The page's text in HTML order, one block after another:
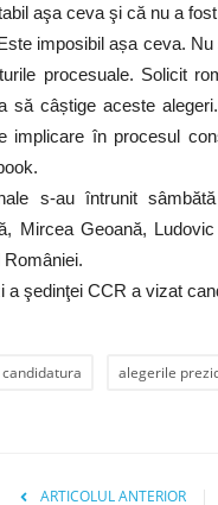
aşa ceva şi că nu a
imposibil așa ceva.
procesuale. Solicit
să câștige aceste
implicare în procesul
s-au întrunit
Mircea Geoană,
României.
a şedinţei CCR a vizat
candidatura alegerile
ARTICOLUL ANTERIOR